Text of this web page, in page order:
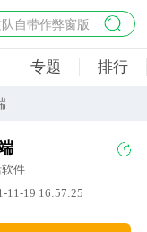
自带作弊窗版
者破解版
专题 排行
件
11-19 16:57:25